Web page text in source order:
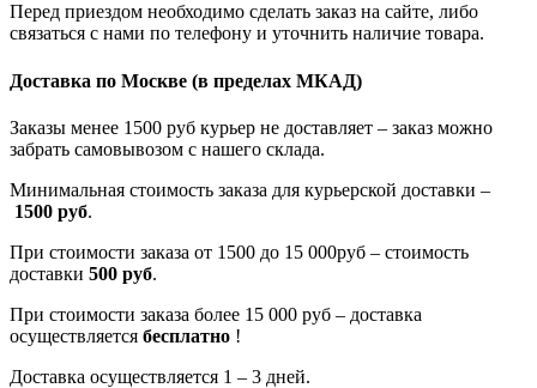
Перед приездом необходимо сделать заказ на сайте, либо
связаться с нами по телефону и уточнить наличие товара.
Доставка по Москве (в пределах МКАД)
Заказы менее 1500 руб курьер не доставляет – заказ можно
забрать самовывозом с нашего склада.
Минимальная стоимость заказа для курьерской доставки –
1500 руб.
При стоимости заказа от 1500 до 15 000руб – стоимость
доставки 500 руб.
При стоимости заказа более 15 000 руб – доставка
осуществляется бесплатно !
Доставка осуществляется 1 – 3 дней.